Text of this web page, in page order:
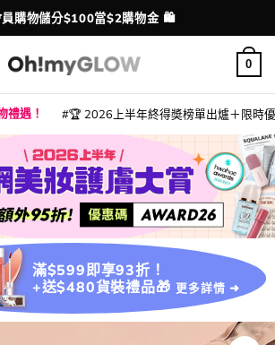
配送港澳
、FPS、八達通、PAYME、信用卡付款
精選產品9折！【EXTRA10】
0
禮遇！ 🏆 2026上半年終得奬榜單出爐＋限時
滿$599即享93折！
+送$480貨裝禮品🎁 更多詳情 ➜